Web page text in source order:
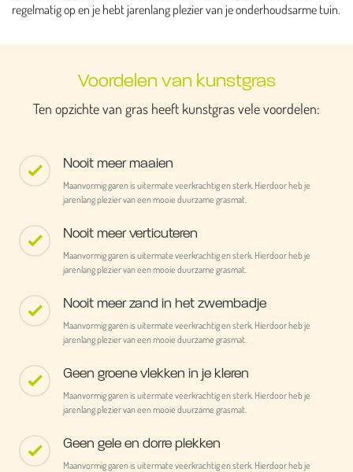
regelmatig op en je hebt jarenlang plezier van je onderhoudsarme tuin.
Voordelen van kunstgras
Ten opzichte van gras heeft kunstgras vele voordelen:
Nooit meer maaien
Maanvormig garen is uitermate veerkrachtig en sterk. Hierdoor heb je
jarenlang plezier van een mooie duurzame grasmat.
Nooit meer verticuteren
Maanvormig garen is uitermate veerkrachtig en sterk. Hierdoor heb je
jarenlang plezier van een mooie duurzame grasmat.
Nooit meer zand in het zwembadje
Maanvormig garen is uitermate veerkrachtig en sterk. Hierdoor heb je
jarenlang plezier van een mooie duurzame grasmat.
Geen groene vlekken in je kleren
Maanvormig garen is uitermate veerkrachtig en sterk. Hierdoor heb je
jarenlang plezier van een mooie duurzame grasmat.
Geen gele en dorre plekken
Maanvormig garen is uitermate veerkrachtig en sterk. Hierdoor heb je